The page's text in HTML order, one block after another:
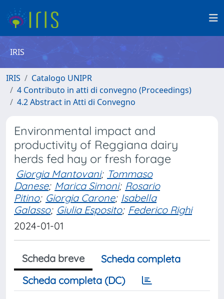
IRIS
IRIS
Catalogo UNIPR
4 Contributo in atti di convegno (Proceedings)
4.2 Abstract in Atti di Convegno
Environmental impact and
productivity of Reggiana dairy
herds fed hay or fresh forage
Giorgia Mantovani; Tommaso
Danese; Marica Simoni; Rosario
Pitino; Giorgia Carone; Isabella
Galasso; Giulia Esposito; Federico Righi
2024-01-01
Scheda breve
Scheda completa
Scheda completa (DC)